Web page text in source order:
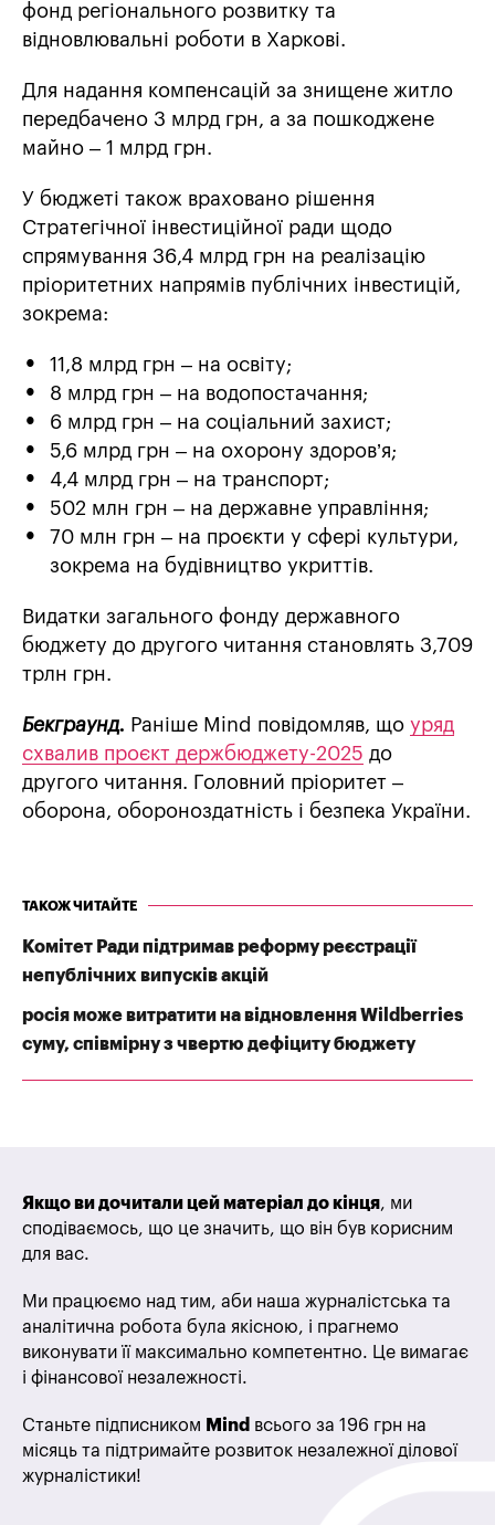
фонд регіонального розвитку та
відновлювальні роботи в Харкові.
Для надання компенсацій за знищене житло
передбачено 3 млрд грн, а за пошкоджене
майно – 1 млрд грн.
У бюджеті також враховано рішення
Стратегічної інвестиційної ради щодо
спрямування 36,4 млрд грн на реалізацію
пріоритетних напрямів публічних інвестицій,
зокрема:
11,8 млрд грн – на освіту;
8 млрд грн – на водопостачання;
6 млрд грн – на соціальний захист;
5,6 млрд грн – на охорону здоров’я;
4,4 млрд грн – на транспорт;
502 млн грн – на державне управління;
70 млн грн – на проєкти у сфері культури,
зокрема на будівництво укриттів.
Видатки загального фонду державного
бюджету до другого читання становлять 3,709
трлн грн.
Бекграунд. Раніше Mind повідомляв, що уряд
схвалив проєкт держбюджету-2025 до
другого читання. Головний пріоритет –
оборона, обороноздатність і безпека України.
ТАКОЖ ЧИТАЙТЕ
Комітет Ради підтримав реформу реєстрації
непублічних випусків акцій
росія може витратити на відновлення Wildberries
суму, співмірну з чвертю дефіциту бюджету
Якщо ви дочитали цей матеріал до кінця, ми
сподіваємось, що це значить, що він був корисним
для вас.
Ми працюємо над тим, аби наша журналістська та
аналітична робота була якісною, і прагнемо
виконувати її максимально компетентно. Це вимагає
і фінансової незалежності.
Станьте підписником Mind всього за 196 грн на
місяць та підтримайте розвиток незалежної ділової
журналістики!